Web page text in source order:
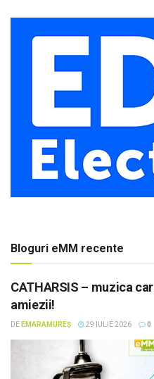
Bloguri eMM recente
CATHARSIS – muzica
amiezii!
DE EMARAMUREȘ 29 IULIE 2026 0